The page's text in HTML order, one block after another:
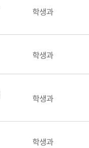
학생과
학생과
학생과
학생과